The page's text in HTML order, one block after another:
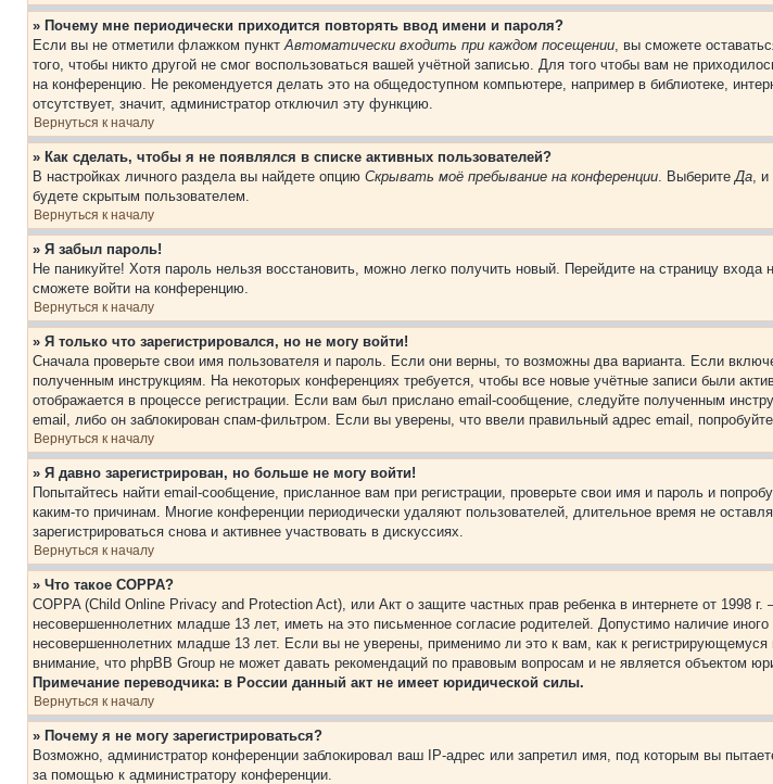
» Почему мне периодически приходится повторять ввод имени и пароля?
Если вы не отметили флажком пунктАвтоматически входить при каждом посещении, вы сможете
того, чтобы никто другой не смог воспользоваться вашей учётной записью. Для того чтобы вам не
на конференцию. Не рекомендуется делать это на общедоступном компьютере, например в библиотеке,
отсутствует, значит, администратор отключил эту функцию.
Вернуться к началу
» Как сделать, чтобы я не появлялся в списке активных пользователей?
В настройках личного раздела вы найдете опцию Скрывать моё пребывание на конференции. ВыберитеДа, и
будете скрытым пользователем.
Вернуться к началу
» Я забыл пароль!
Не паникуйте! Хотя пароль нельзя восстановить, можно легко получить новый. Перейдите на страницу
сможете войти на конференцию.
Вернуться к началу
» Я только что зарегистрировался, но не могу войти!
Сначала проверьте свои имя пользователя и пароль. Если они верны, то возможны два варианта. Если
полученным инструкциям. На некоторых конференциях требуется, чтобы все новые учётные записи были
отображается в процессе регистрации. Если вам был прислано email-сообщение, следуйте полученным
email, либо он заблокирован спам-фильтром. Если вы уверены, что ввели правильный адрес email,
Вернуться к началу
» Я давно зарегистрирован, но больше не могу войти!
Попытайтесь найти email-сообщение, присланное вам при регистрации, проверьте свои имя и пароль и
каким-то причинам. Многие конференции периодически удаляют пользователей, длительное время не
зарегистрироваться снова и активнее участвовать в дискуссиях.
Вернуться к началу
» Что такое COPPA?
COPPA (Child Online Privacy and Protection Act), или Акт о защите частных прав ребенка в интернете от
несовершеннолетних младше 13 лет, иметь на это письменное согласие родителей. Допустимо наличие
несовершеннолетних младше 13 лет. Если вы не уверены, применимо ли это к вам, как к
внимание, что phpBB Group не может давать рекомендаций по правовым вопросам и не является объектом
Примечание переводчика: в России данный акт не имеет юридической силы.
Вернуться к началу
» Почему я не могу зарегистрироваться?
Возможно, администратор конференции заблокировал ваш IP-адрес или запретил имя, под которым вы
за помощью к администратору конференции.